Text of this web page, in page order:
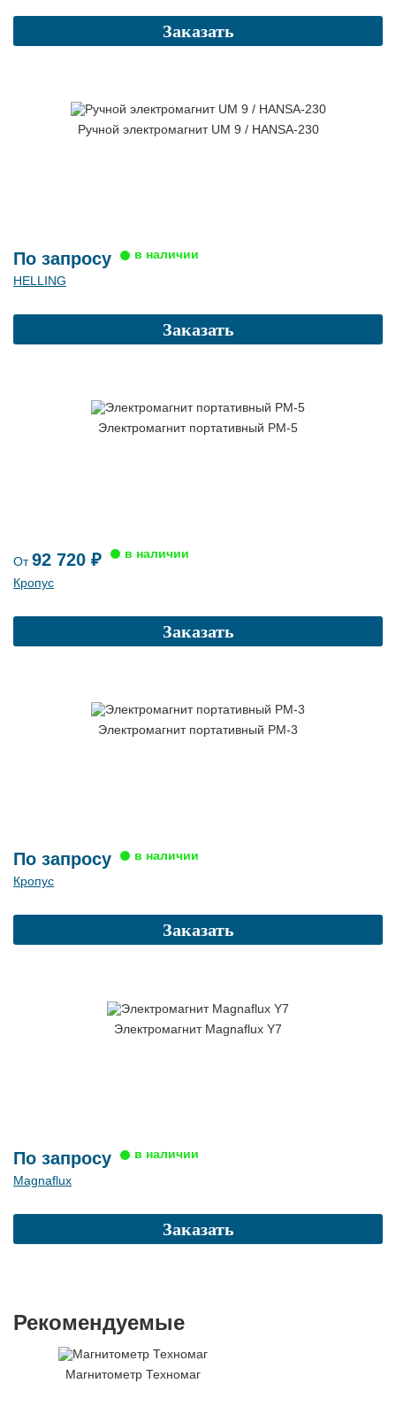
Заказать
Ручной электромагнит UM 9 / HANSA-230
По запросу
HELLING
Заказать
Электромагнит портативный PM-5
От92 720 ₽
Кропус
Заказать
Электромагнит портативный РМ-3
По запросу
Кропус
Заказать
Электромагнит Magnaflux Y7
По запросу
Magnaflux
Заказать
Рекомендуемые
Магнитометр Техномаг